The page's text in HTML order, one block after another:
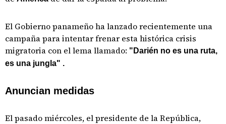
El Gobierno panameño ha lanzado recientemente una
campaña para intentar frenar esta histórica crisis
migratoria con el lema llamado: "Darién no es una ruta,
es una jungla" .
Anuncian medidas
El pasado miércoles, el presidente de la República,